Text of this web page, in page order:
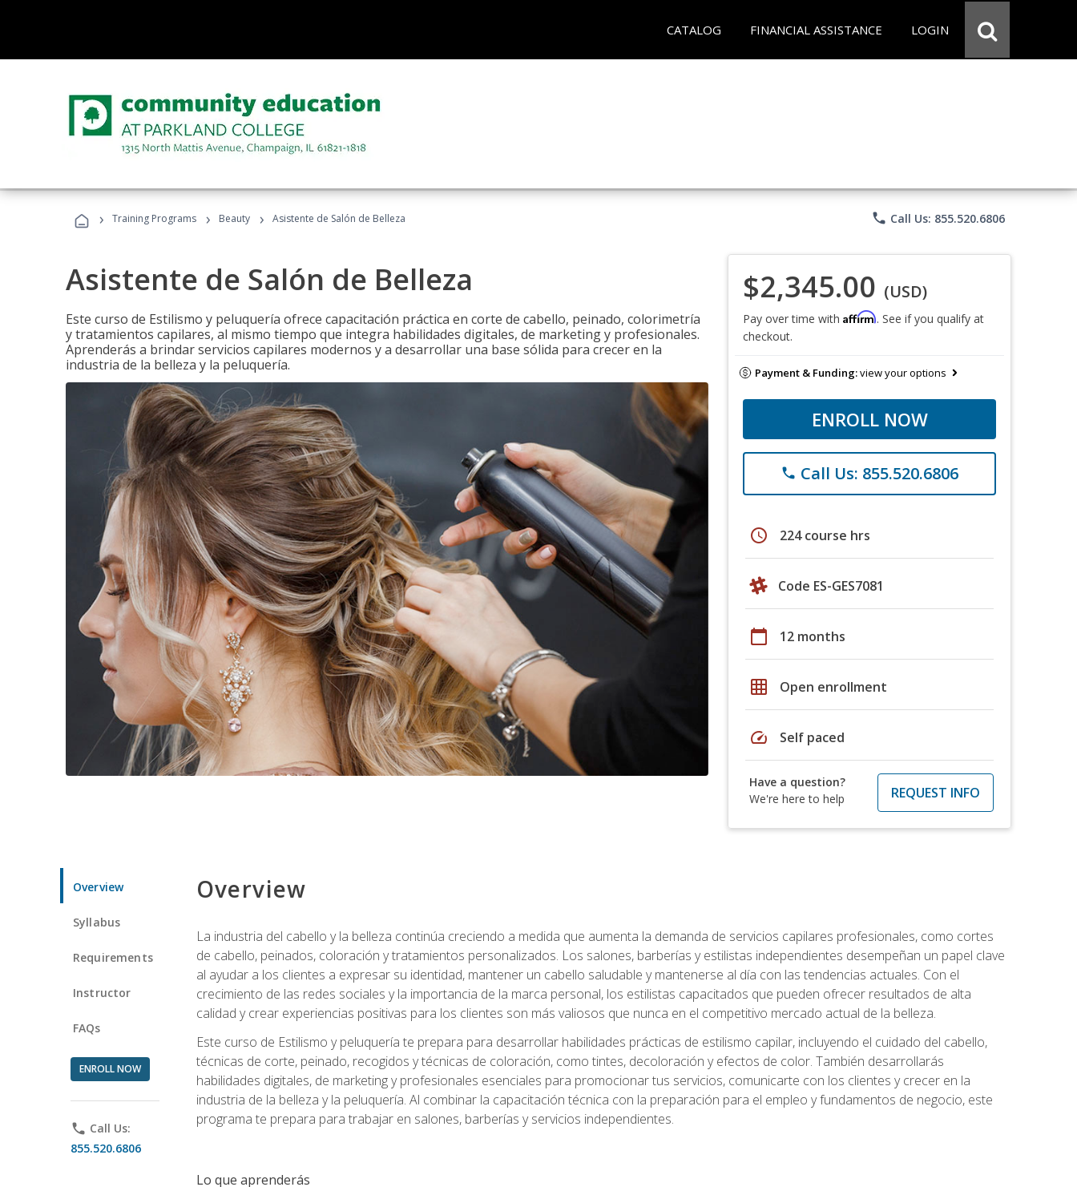
CATALOG FINANCIAL ASSISTANCE LOGIN
› Training Programs › Beauty › Asistente de Salón de Belleza phone Call Us: 855.520.6806
Asistente de Salón de Belleza
Este curso de Estilismo y peluquería ofrece capacitación práctica en corte de cabello, peinado, colorimetría
y tratamientos capilares, al mismo tiempo que integra habilidades digitales, de marketing y profesionales.
Aprenderás a brindar servicios capilares modernos y a desarrollar una base sólida para crecer en la
industria de la belleza y la peluquería.
$2,345.00 (USD)
Pay over time with Affirm. See if you qualify at
checkout.
Payment & Funding:view your options
ENROLL NOW
phone Call Us: 855.520.6806
schedule 224 course hrs
Code ES-GES7081
calendar_today 12 months
grid_on Open enrollment
speed Self paced
Have a question?
We're here to help
REQUEST INFO
Overview
Syllabus
Requirements
Instructor
FAQs
ENROLL NOW
phone Call Us:
855.520.6806
Overview
La industria del cabello y la belleza continúa creciendo a medida que aumenta la demanda de servicios capilares profesionales, como cortes
de cabello, peinados, coloración y tratamientos personalizados. Los salones, barberías y estilistas independientes desempeñan un papel clave
al ayudar a los clientes a expresar su identidad, mantener un cabello saludable y mantenerse al día con las tendencias actuales. Con el
crecimiento de las redes sociales y la importancia de la marca personal, los estilistas capacitados que pueden ofrecer resultados de alta
calidad y crear experiencias positivas para los clientes son más valiosos que nunca en el competitivo mercado actual de la belleza.
Este curso de Estilismo y peluquería te prepara para desarrollar habilidades prácticas de estilismo capilar, incluyendo el cuidado del cabello,
técnicas de corte, peinado, recogidos y técnicas de coloración, como tintes, decoloración y efectos de color. También desarrollarás
habilidades digitales, de marketing y profesionales esenciales para promocionar tus servicios, comunicarte con los clientes y crecer en la
industria de la belleza y la peluquería. Al combinar la capacitación técnica con la preparación para el empleo y fundamentos de negocio, este
programa te prepara para trabajar en salones, barberías y servicios independientes.
Lo que aprenderás